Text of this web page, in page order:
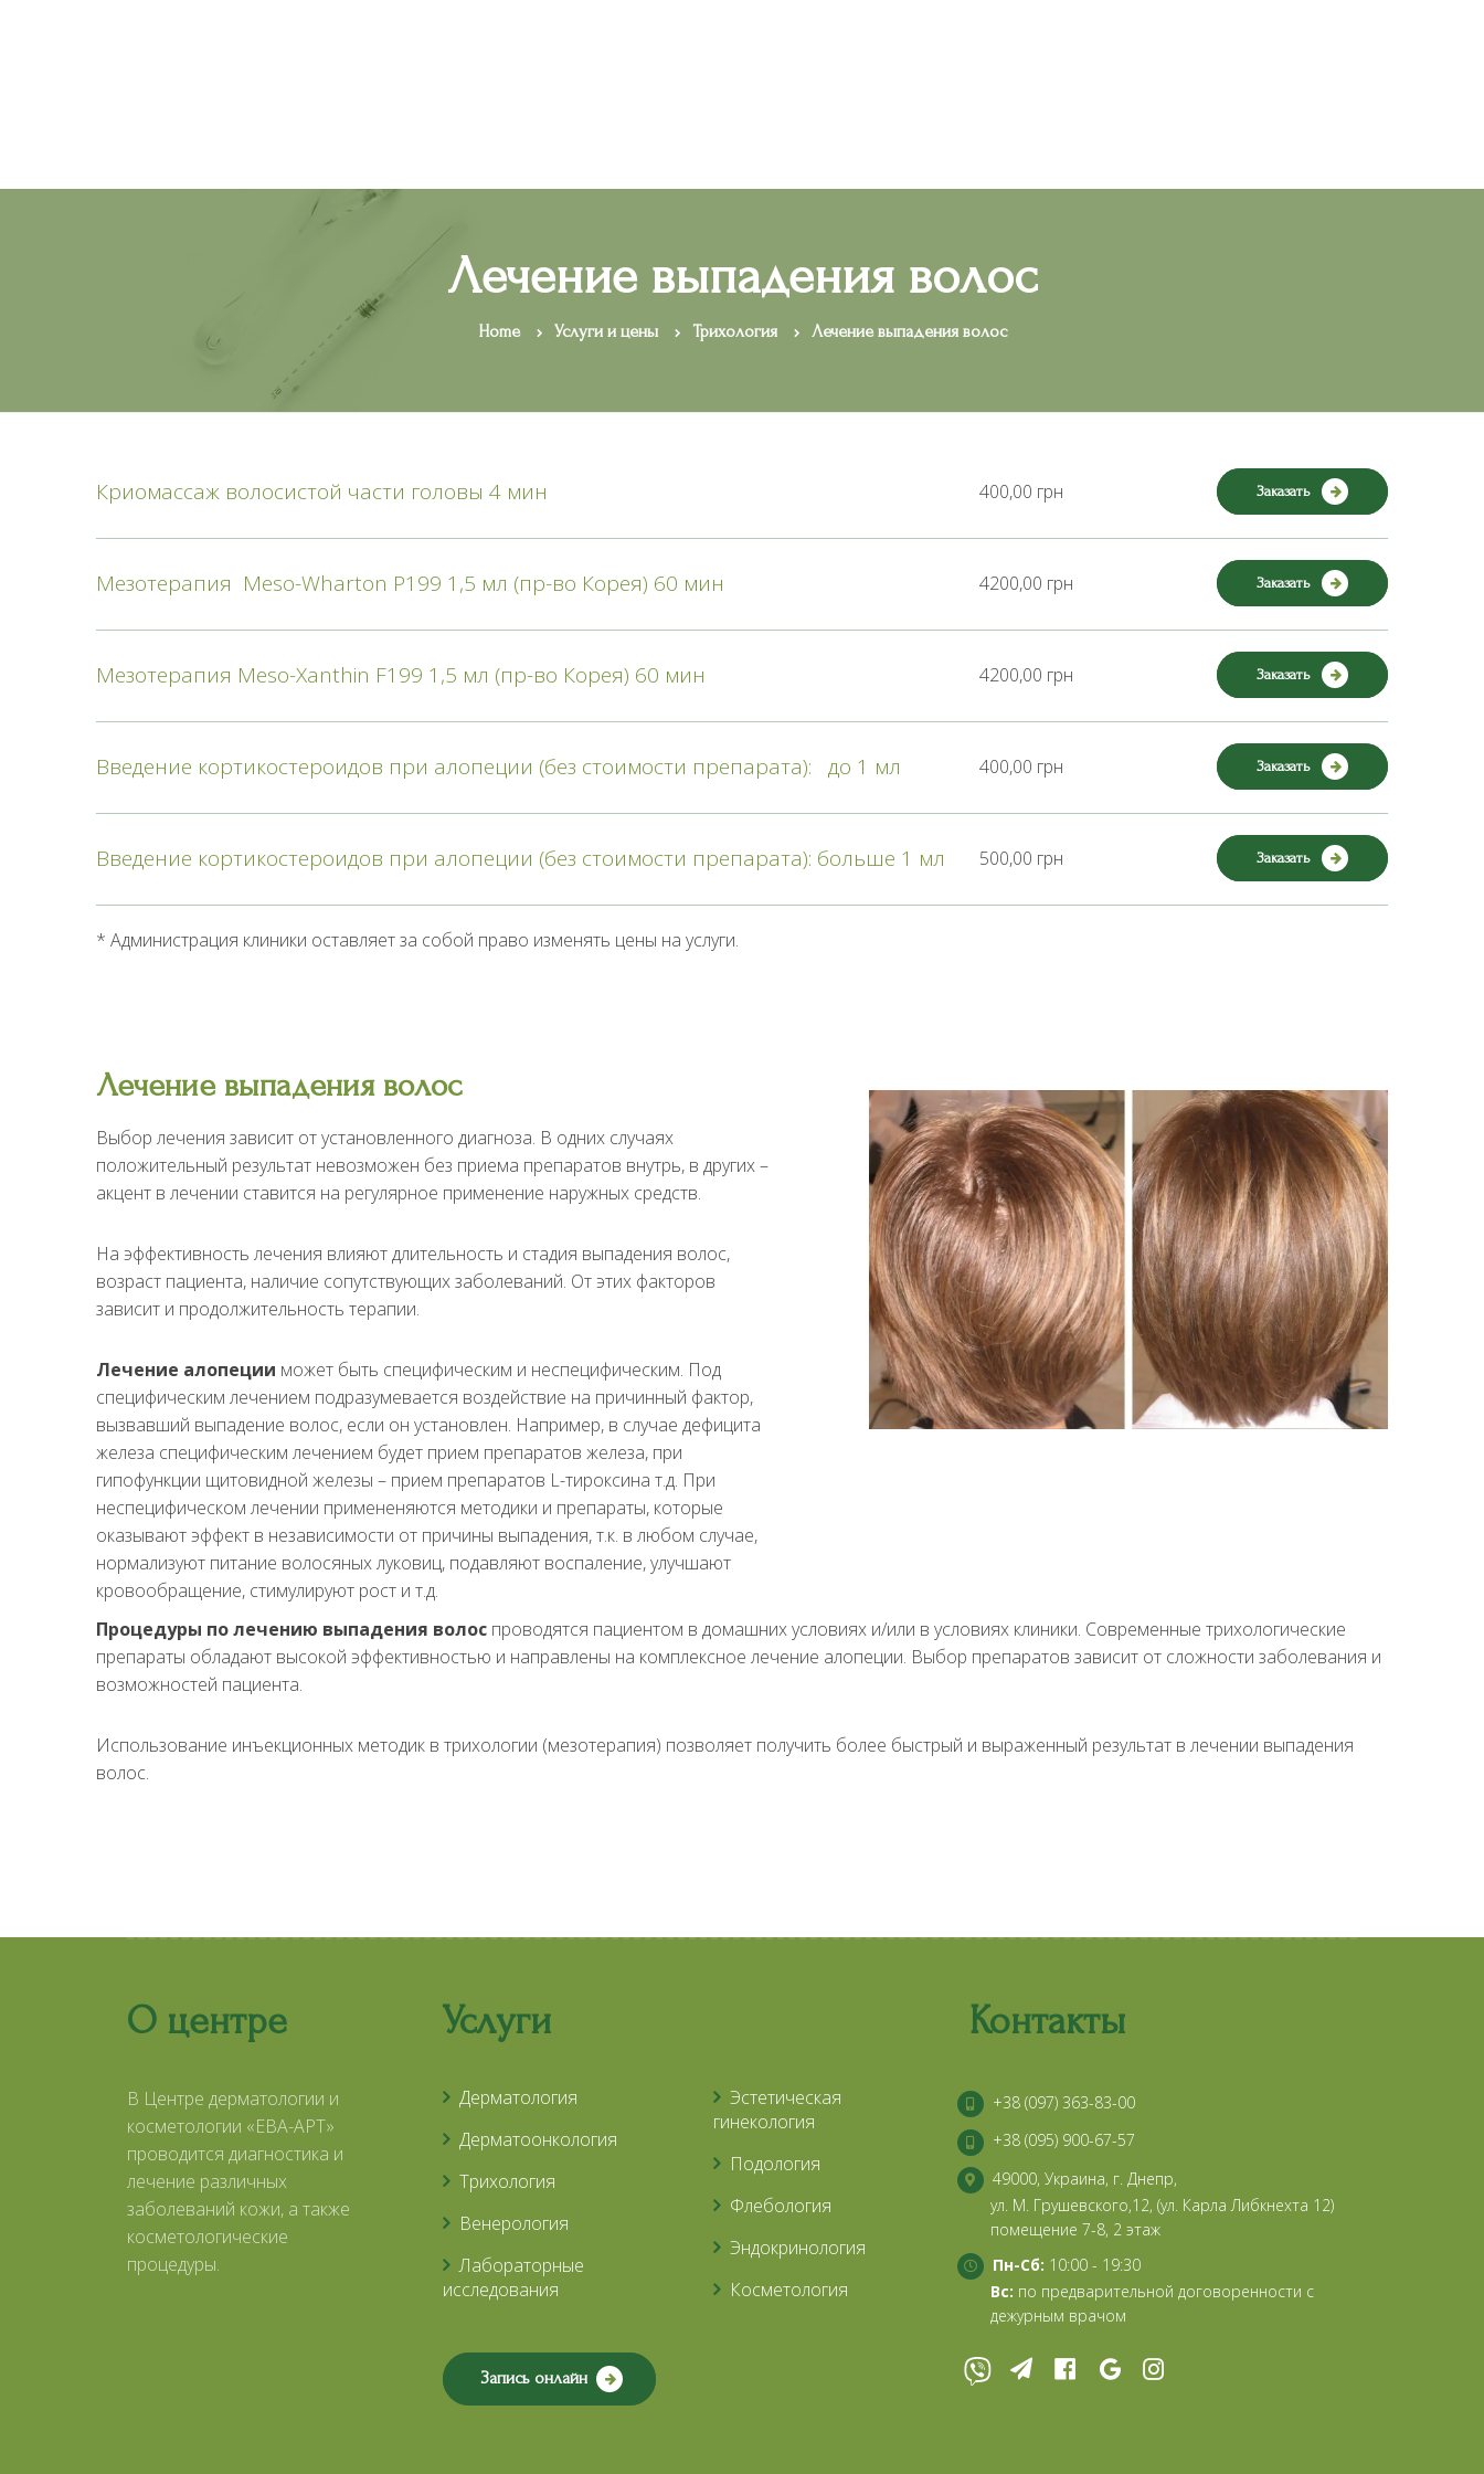
Лечение выпадения волос
Home Услуги и цены Трихология Лечение выпадения волос
Криомассаж волосистой части головы 4 мин 400,00 грн Заказать
Мезотерапия Meso-Wharton P199 1,5 мл (пр-во Корея) 60 мин 4200,00 грн Заказать
Мезотерапия Meso-Xanthin F199 1,5 мл (пр-во Корея) 60 мин 4200,00 грн Заказать
Введение кортикостероидов при алопеции (без стоимости препарата): до 1 мл 400,00 грн Заказать
Введение кортикостероидов при алопеции (без стоимости препарата): больше 1 мл 500,00 грн Заказать
* Администрация клиники оставляет за собой право изменять цены на услуги.
Лечение выпадения волос
Выбор лечения зависит от установленного диагноза. В одних случаях
положительный результат невозможен без приема препаратов внутрь, в других –
акцент в лечении ставится на регулярное применение наружных средств.
На эффективность лечения влияют длительность и стадия выпадения волос,
возраст пациента, наличие сопутствующих заболеваний. От этих факторов
зависит и продолжительность терапии.
Лечение алопеции может быть специфическим и неспецифическим. Под
специфическим лечением подразумевается воздействие на причинный фактор,
вызвавший выпадение волос, если он установлен. Например, в случае дефицита
железа специфическим лечением будет прием препаратов железа, при
гипофункции щитовидной железы – прием препаратов L-тироксина т.д. При
неспецифическом лечении примененяются методики и препараты, которые
оказывают эффект в независимости от причины выпадения, т.к. в любом случае,
нормализуют питание волосяных луковиц, подавляют воспаление, улучшают
кровообращение, стимулируют рост и т.д.
Процедуры по лечению выпадения волос проводятся пациентом в домашних условиях и/или в условиях клиники. Современные трихологические
препараты обладают высокой эффективностью и направлены на комплексное лечение алопеции. Выбор препаратов зависит от сложности заболевания и
возможностей пациента.
Использование инъекционных методик в трихологии (мезотерапия) позволяет получить более быстрый и выраженный результат в лечении выпадения
волос.
О центре
В Центре дерматологии и
косметологии «ЕВА-АРТ»
проводится диагностика и
лечение различных
заболеваний кожи, а также
косметологические
процедуры.
Услуги
Дерматология
Дерматоонкология
Трихология
Венерология
Лабораторные
исследования
Эстетическая
гинекология
Подология
Флебология
Эндокринология
Косметология
Запись онлайн
Контакты
+38 (097) 363-83-00
+38 (095) 900-67-57
49000, Украина, г. Днепр,
ул. М. Грушевского,12, (ул. Карла Либкнехта 12)
помещение 7-8, 2 этаж
Пн-Сб: 10:00 - 19:30
Вс: по предварительной договоренности с
дежурным врачом